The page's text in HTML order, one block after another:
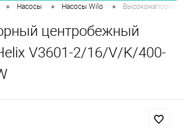
• Насосы • Насосы Wilo • Высоконапорный
центробежный
V3601-2/16/V/K/400-